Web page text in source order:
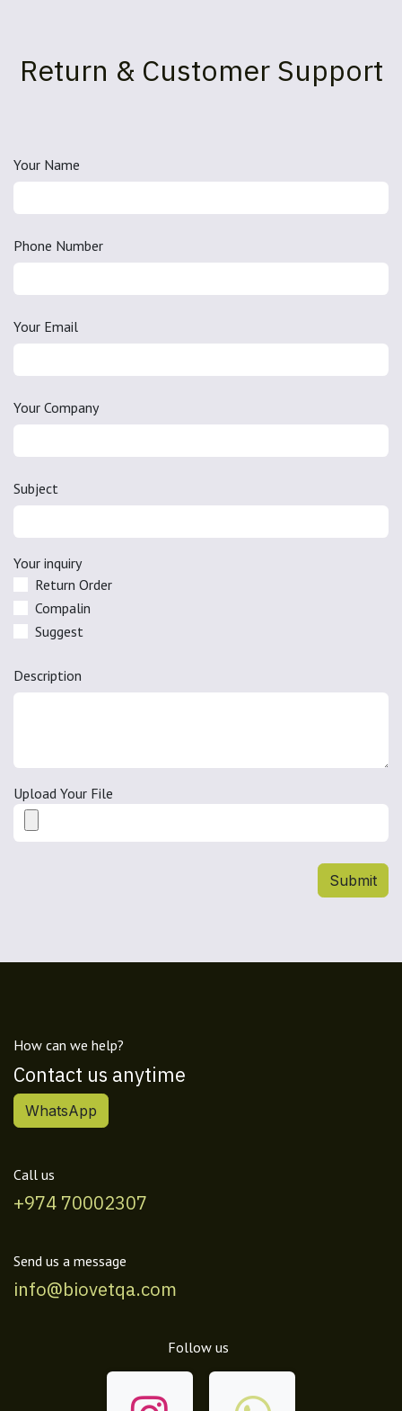
Return & Customer Support
Your Name
Phone Number
Your Email
Your Company
Subject
Your inquiry
Return Order
Compalin
Suggest
Description
Upload Your File
Submit
How can we help?
Contact us anytime
WhatsApp
Call us
+974 70002307
Send us a message
info@biovetqa.com
Follow us